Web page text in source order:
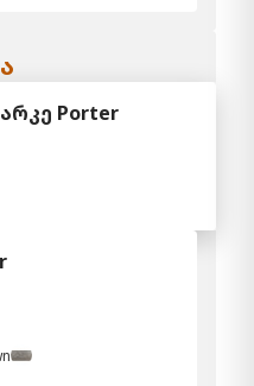
Porter